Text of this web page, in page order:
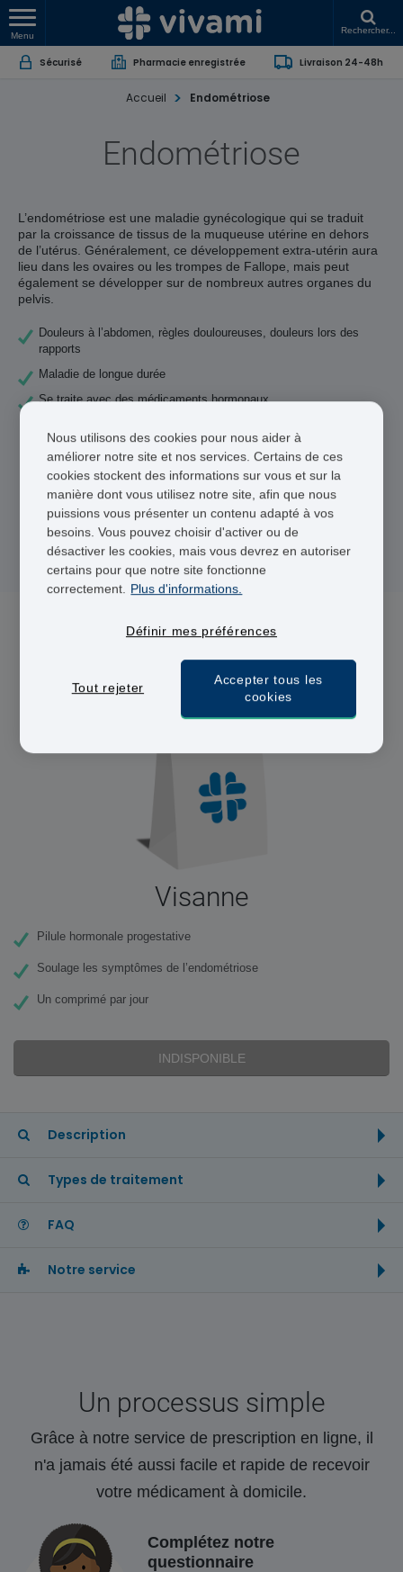
Menu
Rechercher...
Sécurisé Pharmacie enregistrée Livraison 24-48h
Accueil Endométriose
Endométriose
L’endométriose est une maladie gynécologique qui se traduit
par la croissance de tissus de la muqueuse utérine en dehors
de l’utérus. Généralement, ce développement extra-utérin aura
lieu dans les ovaires ou les trompes de Fallope, mais peut
également se développer sur de nombreux autres organes du
pelvis.
Douleurs à l’abdomen, règles douloureuses, douleurs lors des
rapports
Maladie de longue durée
Se traite avec des médicaments hormonaux
Praticiens agréés
Livraison 48 heures
Paiement sécurisé
Visanne
Pilule hormonale progestative
Soulage les symptômes de l’endométriose
Un comprimé par jour
INDISPONIBLE
Description
Types de traitement
FAQ
Notre service
Un processus simple
Grâce à notre service de prescription en ligne, il
n'a jamais été aussi facile et rapide de recevoir
votre médicament à domicile.
Complétez notre
questionnaire
Nous utilisons des cookies pour nous aider à
améliorer notre site et nos services. Certains de ces
cookies stockent des informations sur vous et sur la
manière dont vous utilisez notre site, afin que nous
puissions vous présenter un contenu adapté à vos
besoins. Vous pouvez choisir d'activer ou de
désactiver les cookies, mais vous devrez en autoriser
certains pour que notre site fonctionne
correctement.
Plus d'informations.
Définir mes préférences
Tout rejeter
Accepter tous les
cookies